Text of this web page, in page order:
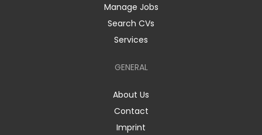
Manage Jobs
Search CVs
Services
GENERAL
About Us
Contact
Imprint